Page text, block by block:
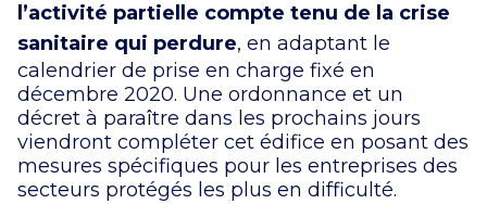
l’activité partielle compte tenu de la crise
sanitaire qui perdure, en adaptant le
calendrier de prise en charge fixé en
décembre 2020. Une ordonnance et un
décret à paraître dans les prochains jours
viendront compléter cet édifice en posant des
mesures spécifiques pour les entreprises des
secteurs protégés les plus en difficulté.